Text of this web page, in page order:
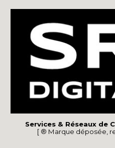
Services & Réseaux de
[ ® Marque déposée,